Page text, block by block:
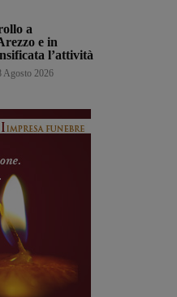
a
e in
l’attività
Agosto 2026